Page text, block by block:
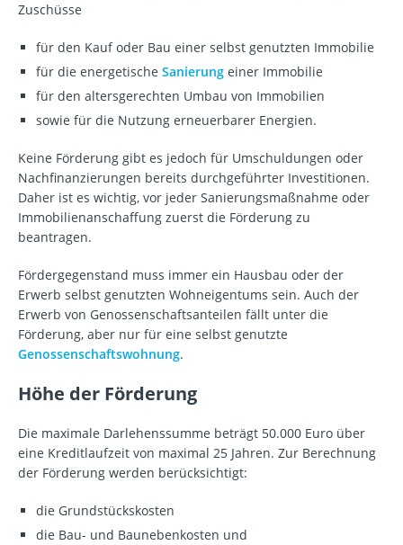
Zuschüsse
für den Kauf oder Bau einer selbst genutzten Immobilie
für die energetische Sanierung einer Immobilie
für den altersgerechten Umbau von Immobilien
sowie für die Nutzung erneuerbarer Energien.
Keine Förderung gibt es jedoch für Umschuldungen oder
Nachfinanzierungen bereits durchgeführter Investitionen.
Daher ist es wichtig, vor jeder Sanierungsmaßnahme oder
Immobilienanschaffung zuerst die Förderung zu
beantragen.
Fördergegenstand muss immer ein Hausbau oder der
Erwerb selbst genutzten Wohneigentums sein. Auch der
Erwerb von Genossenschaftsanteilen fällt unter die
Förderung, aber nur für eine selbst genutzte
Genossenschaftswohnung.
Höhe der Förderung
Die maximale Darlehenssumme beträgt 50.000 Euro über
eine Kreditlaufzeit von maximal 25 Jahren. Zur Berechnung
der Förderung werden berücksichtigt:
die Grundstückskosten
die Bau- und Baunebenkosten und